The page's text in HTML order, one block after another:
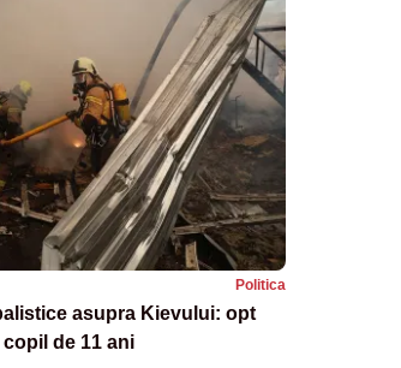
Politica
asupra Kievului: opt
de 11 ani